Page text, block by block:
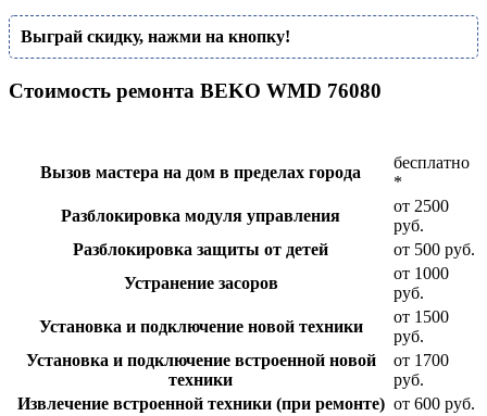
Выграй скидку, нажми на кнопку!
Стоимость ремонта BEKO WMD 76080
Вызов мастера на дом в пределах города
бесплатно
*
Разблокировка модуля управления
от 2500
руб.
Разблокировка защиты от детей
от 500 руб.
Устранение засоров
от 1000
руб.
Установка и подключение новой техники
от 1500
руб.
Установка и подключение встроенной новой
техники
от 1700
руб.
Извлечение встроенной техники (при ремонте) от 600 руб.